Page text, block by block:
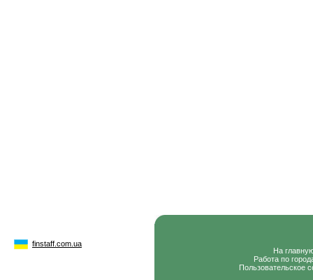
finstaff.com.ua
На
Работа по
Пользовательское